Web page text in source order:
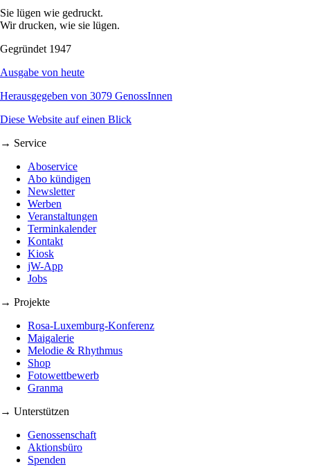
Sie lügen wie gedruckt.
Wir drucken, wie sie lügen.
Gegründet 1947
Ausgabe von heute
Herausgegeben von 3079 GenossInnen
Diese Website auf einen Blick
→ Service
Aboservice
Abo kündigen
Newsletter
Werben
Veranstaltungen
Terminkalender
Kontakt
Kiosk
jW-App
Jobs
→ Projekte
Rosa-Luxemburg-Konferenz
Maigalerie
Melodie & Rhythmus
Shop
Fotowettbewerb
Granma
→ Unterstützen
Genossenschaft
Aktionsbüro
Spenden